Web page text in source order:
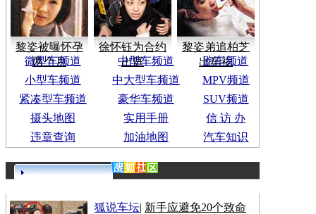
黎姿被曝怀孕
两个月
徐怀钰为合约
出庭
黎姿弟追柏芝
出车祸
微型车频道 中型车频道
跑车频道
小型车频道
中大型车频道
MPV频道
紧凑型车频道
豪华车频道
SUV频道
摄头地图
实用手册
信 访 办
违章查询
加油地图 汽车知识
狐说车坛| 新手应避免20个致命